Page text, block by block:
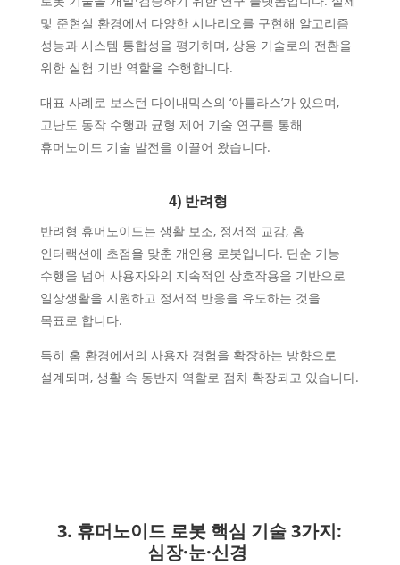
및 준현실 환경에서 다양한 시나리오를 구현해 알고리즘
성능과 시스템 통합성을 평가하며, 상용 기술로의 전환을
위한 실험 기반 역할을 수행합니다.
대표 사례로 보스턴 다이내믹스의 ‘아틀라스’가 있으며,
고난도 동작 수행과 균형 제어 기술 연구를 통해
휴머노이드 기술 발전을 이끌어 왔습니다.
4) 반려형
반려형 휴머노이드는 생활 보조, 정서적 교감, 홈
인터랙션에 초점을 맞춘 개인용 로봇입니다. 단순 기능
수행을 넘어 사용자와의 지속적인 상호작용을 기반으로
일상생활을 지원하고 정서적 반응을 유도하는 것을
목표로 합니다.
특히 홈 환경에서의 사용자 경험을 확장하는 방향으로
설계되며, 생활 속 동반자 역할로 점차 확장되고 있습니다.
3. 휴머노이드 로봇 핵심 기술 3가지:
심장·눈·신경